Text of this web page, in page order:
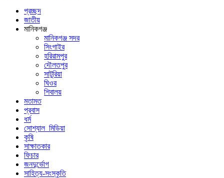
প্রচ্ছদ
জাতীয়
মানিকগঞ্জ
মানিকগঞ্জ সদর
সিংগাইর
হরিরামপুর
দৌলতপুর
সাটুরিয়া
ঘিওর
শিবালয়
মতামত
প্রবাস
ধর্ম
সোশ্যাল_মিডিয়া
কৃষি
সাক্ষাতকার
ফিচার
জনদুর্ভোগ
সাহিত্য-সংস্কৃতি